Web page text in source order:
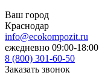
Ваш город
Краснодар
info@ecokompozit.ru
ежедневно 09:00-18:00
8 (800) 301-60-50
Заказать звонок